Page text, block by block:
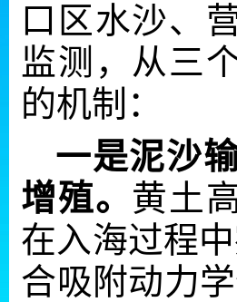
口区水沙、
监测，从三
的机制：
一是泥沙
增殖。 黄土
在入海过程
合吸附动力